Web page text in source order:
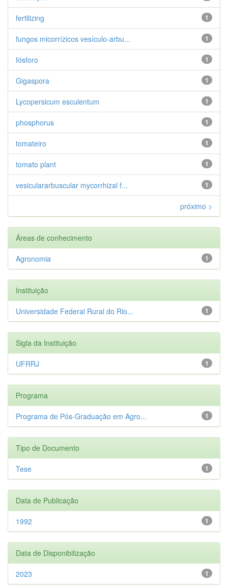
1
fertilizing
1
fungos micorrízicos vesículo-arbu...
1
fósforo
1
Gigaspora
1
Lycopersicum esculentum
1
phosphorus
1
tomateiro
1
tomato plant
1
vesiculararbuscular mycorrhizal f...
próximo >
Áreas de conhecimento
1
Agronomia
Instituição
1
Universidade Federal Rural do Rio...
Sigla da Instituição
1
UFRRJ
Programa
1
Programa de Pós-Graduação em Agro...
Tipo de Documento
1
Tese
Data de Publicação
1
1992
Data de Disponibilização
1
2023